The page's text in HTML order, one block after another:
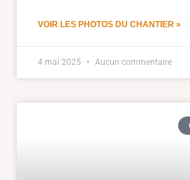
VOIR LES PHOTOS DU CHANTIER »
4 mai 2025 Aucun commentaire